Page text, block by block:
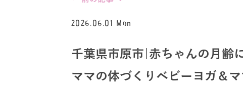
2026.06.01 Mon
千葉県市原市|赤ちゃんの月齢
ママの体づくりベビーヨガ＆